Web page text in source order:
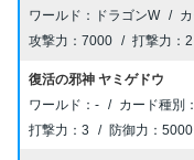
ドラゴンW
7000
2
復活の邪神 ヤミゲドウ
-
3
5000